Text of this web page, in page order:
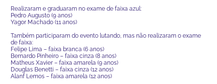
Realizaram e graduaram no exame de faixa azul:
Pedro Augusto (9 anos)
Yagor Machado (11 anos)
Também participaram do evento lutando, mas não realizaram o exame
de faixa:
Felipe Lima – faixa branca (6 anos)
Bernardo Pinheiro – faixa cinza (8 anos)
Matheus Xavier – faixa amarela (9 anos)
Douglas Benetti – faixa cinza (12 anos)
Alanf Lemos – faixa amarela (12 anos)